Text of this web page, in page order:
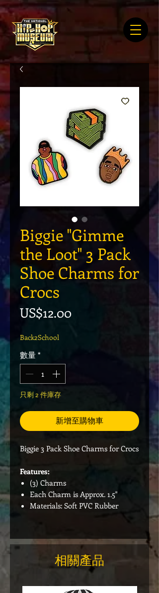
Biggie "Gimme
the Loot" 3 Pack
Shoe Charms for
Crocs
US$12.00價格
Back2School
數量*
只剩 2 件庫存
新增至購物車
Biggie 3 Pack Shoe Charms for Crocs
Features:
(3) Charms
Each Charm is Approx. 1.5"
Materials: Soft PVC Rubber
相關產品